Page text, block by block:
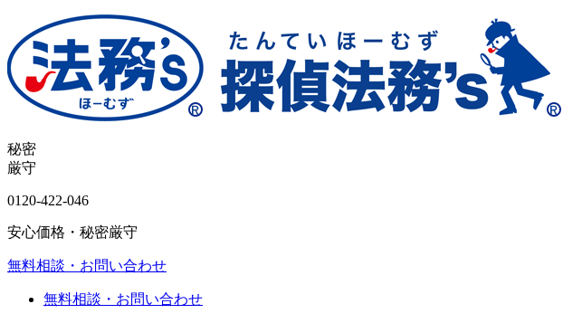
秘密
厳守
0120-422-046
安心価格・秘密厳守
無料相談・お問い合わせ
無料相談・お問い合わせ